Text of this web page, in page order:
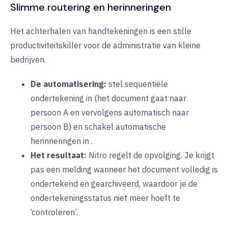
Slimme routering en herinneringen
Het achterhalen van handtekeningen is een stille
productiviteitskiller voor de administratie van kleine
bedrijven.
De automatisering: stel sequentiële
ondertekening in (het document gaat naar
persoon A en vervolgens automatisch naar
persoon B) en schakel automatische
herinneringen in .
Het resultaat: Nitro regelt de opvolging. Je krijgt
pas een melding wanneer het document volledig is
ondertekend en gearchiveerd, waardoor je de
ondertekeningsstatus niet meer hoeft te
‘controleren’.